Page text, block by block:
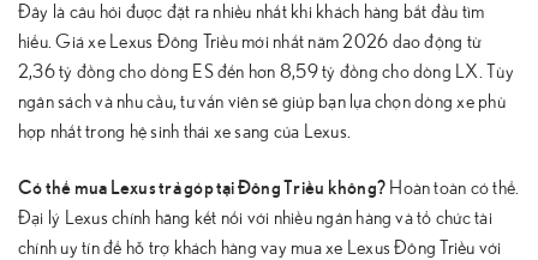
Đây là câu hỏi được đặt ra nhiều nhất khi khách hàng bắt đầu tìm
hiểu. Giá xe Lexus Đông Triều mới nhất năm 2026 dao động từ
2,36 tỷ đồng cho dòng ES đến hơn 8,59 tỷ đồng cho dòng LX. Tùy
ngân sách và nhu cầu, tư vấn viên sẽ giúp bạn lựa chọn dòng xe phù
hợp nhất trong hệ sinh thái xe sang của Lexus.
Có thể mua Lexus trả góp tại Đông Triều không? Hoàn toàn có thể.
Đại lý Lexus chính hãng kết nối với nhiều ngân hàng và tổ chức tài
chính uy tín để hỗ trợ khách hàng vay mua xe Lexus Đông Triều với